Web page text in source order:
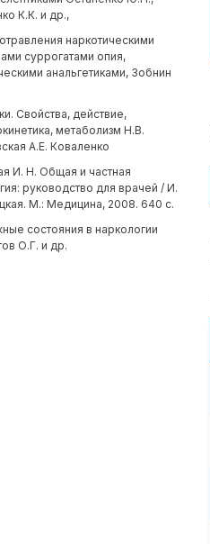
К.К. и др.,
наркотическими
суррогатами опия,
анальгетиками, Зобнин
Свойства, действие,
метаболизм Н.В.
А.Е. Коваленко
И. Н. Общая и частная
руководство для врачей / И.
М.: Медицина, 2008. 640 с.
состояния в наркологии
О.Г. и др.